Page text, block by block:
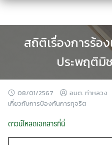
Skip
สถิติเรื่องการร้อ
ประพฤติมิ
08/01/2567 อบต. ท่าหลวง
เกี่ยวกับการป้องกันการทุจริต
ดาวน์โหลดเอกสารที่นี่